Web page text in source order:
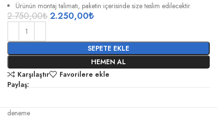
Ürünün montaj talimatı, paketin içerisinde size teslim edilecektir.
2.750,00₺2.250,00₺
SEPETE EKLE
HEMEN AL
Karşılaştır
Favorilere ekle
Paylaş:
deneme